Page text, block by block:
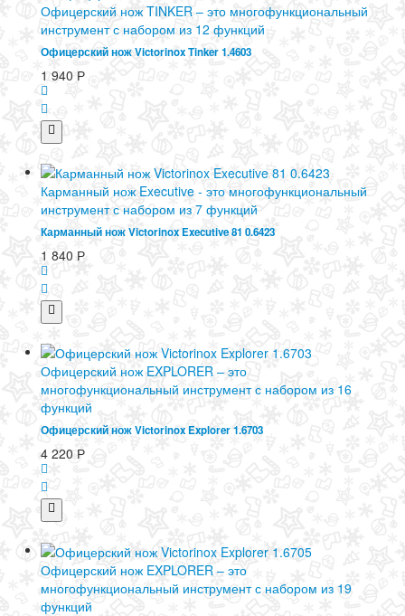
Офицерский нож TINKER – это многофункциональный
инструмент с набором из 12 функций
Офицерский нож Victorinox Tinker 1.4603
1 940 Р
Карманный нож Executive - это многофункциональный
инструмент с набором из 7 функций
Карманный нож Victorinox Executive 81 0.6423
1 840 Р
Офицерский нож EXPLORER – это
многофункциональный инструмент с набором из 16
функций
Офицерский нож Victorinox Explorer 1.6703
4 220 Р
Офицерский нож EXPLORER – это
многофункциональный инструмент с набором из 19
функций